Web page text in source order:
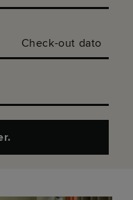
Check-out dato